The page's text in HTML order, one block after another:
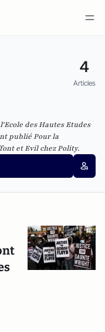
4
Articles
des Hautes Etudes
publiéPour la
etEvil chez Polity.